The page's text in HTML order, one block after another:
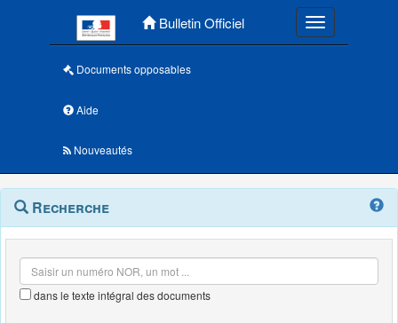
Bulletin Officiel Toggle
Documents opposables
Aide
Nouveautés
Navigation
outils
Menu
contextuel
Recherche
dans le texte intégral des documents